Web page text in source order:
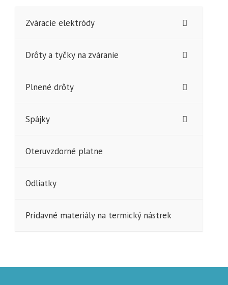
Zváracie elektródy
Drôty a tyčky na zváranie
Plnené drôty
Spájky
Oteruvzdorné platne
Odliatky
Prídavné materiály na termický nástrek